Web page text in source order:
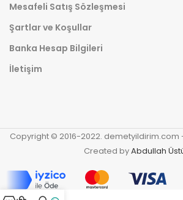
Mesafeli Satış Sözleşmesi
Şartlar ve Koşullar
Banka Hesap Bilgileri
İletişim
Copyright © 2016-2022. demetyildirim.com -
Created byAbdullah